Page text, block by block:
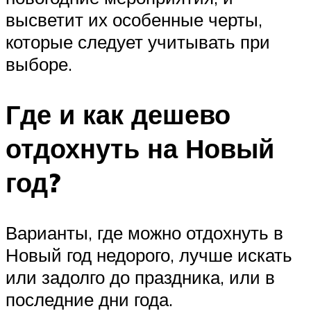
высветит их особенные черты,
которые следует учитывать при
выборе.
Где и как дешево
отдохнуть на Новый
год?
Варианты, где можно отдохнуть в
Новый год недорого, лучше искать
или задолго до праздника, или в
последние дни года.